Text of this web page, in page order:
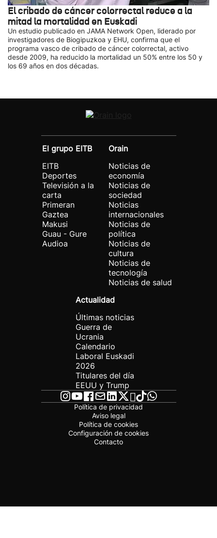
El cribado de cáncer colorrectal reduce a la
mitad la mortalidad en Euskadi
Un estudio publicado en JAMA Network Open, liderado por
investigadores de Biogipuzkoa y EHU, confirma que el
programa vasco de cribado de cáncer colorrectal, activo
desde 2009, ha reducido la mortalidad un 50% entre los 50 y
los 69 años en dos décadas.
El grupo EITB
EITB
Deportes
Televisión a la
carta
Primeran
Gaztea
Makusi
Guau - Gure
Audioa
Orain
Noticias de
economía
Noticias de
sociedad
Noticias
internacionales
Noticias de
política
Noticias de
cultura
Noticias de
tecnología
Noticias de salud
Actualidad
Últimas noticias
Guerra de
Ucrania
Calendario
Laboral Euskadi
2026
Titulares del día
EEUU y Trump
Política de privacidad
Aviso legal
Política de cookies
Configuración de cookies
Contacto